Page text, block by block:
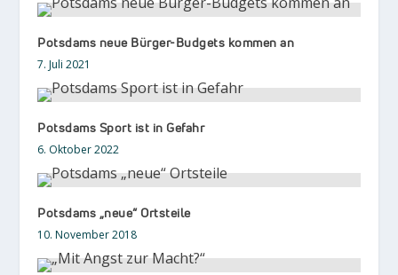
Potsdams neue Bürger-Budgets kommen an
7. Juli 2021
Potsdams Sport ist in Gefahr
6. Oktober 2022
Potsdams „neue“ Ortsteile
10. November 2018